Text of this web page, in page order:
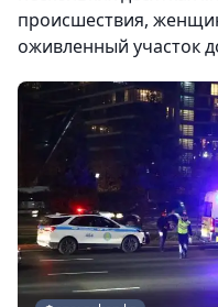
происшествия,
оживленный участок